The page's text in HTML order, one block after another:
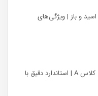
و باز | ویژگی‌های
خرید شیشه‌آلات آزمایشگاهی کلاس A | استاندارد دقیق با